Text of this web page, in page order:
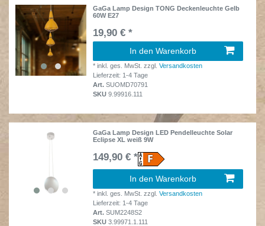
GaGa Lamp Design TONG Deckenleuchte Gelb
60W E27
19,90 € *
In den Warenkorb
*inkl. ges. MwSt. zzgl.Versandkosten
Lieferzeit: 1-4 Tage
Art.SUOMD70791
SKU9.99916.111
GaGa Lamp Design LED Pendelleuchte Solar
Eclipse XL weiß 9W
149,90 € *
In den Warenkorb
*inkl. ges. MwSt. zzgl.Versandkosten
Lieferzeit: 1-4 Tage
Art.SUM2248S2
SKU3.99971.1.111